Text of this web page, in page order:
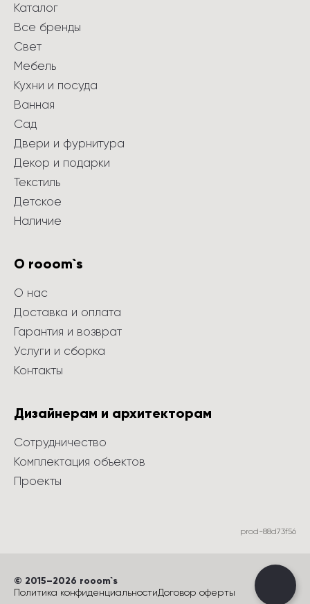
Каталог
Все бренды
Свет
Мебель
Кухни и посуда
Ванная
Сад
Двери и фурнитура
Декор и подарки
Текстиль
Детское
Наличие
О rooom`s
О нас
Доставка и оплата
Гарантия и возврат
Услуги и сборка
Контакты
Дизайнерам и архитекторам
Сотрудничество
Комплектация объектов
Проекты
prod-88d73f56
© 2015–2026 rooom`s
Политика конфиденциальностиДоговор оферты